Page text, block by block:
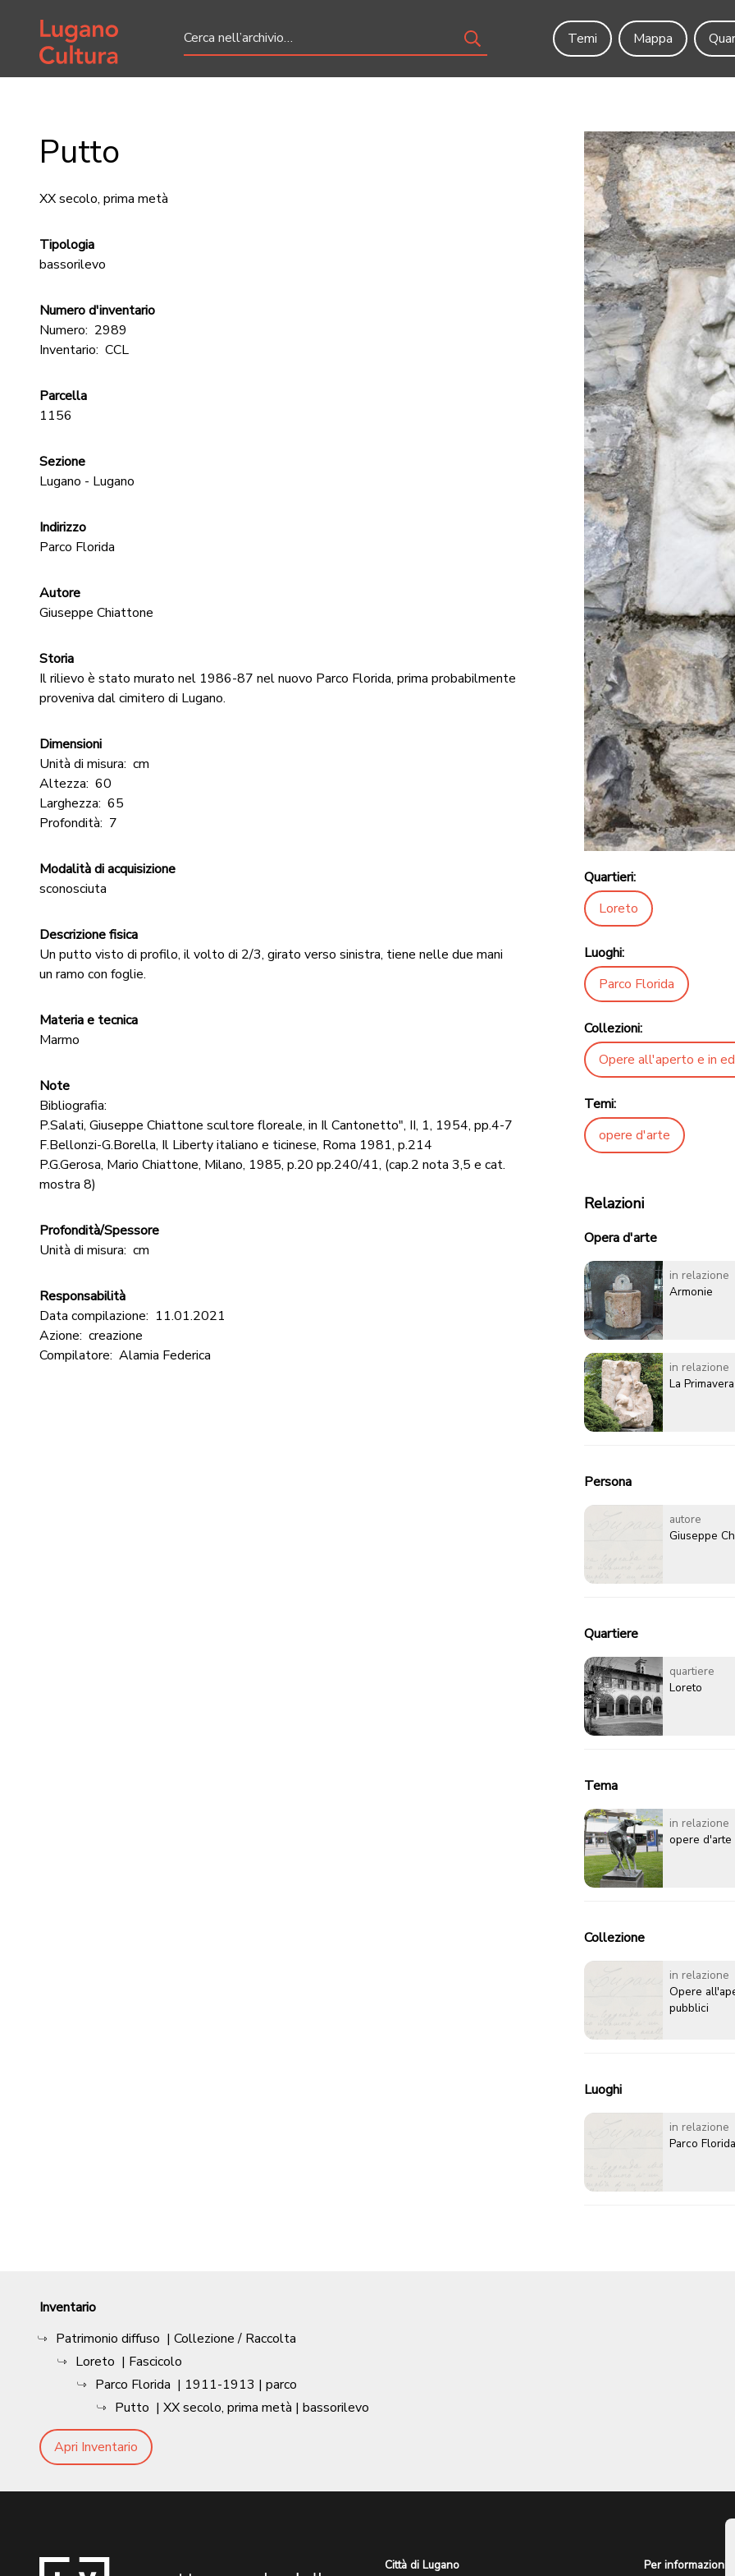
Home page
Temi
Mappa
Putto
XX secolo, prima metà
Tipologia
bassorilevo
Numero d'inventario
Numero: 2989
Inventario: CCL
Parcella
1156
Sezione
Lugano - Lugano
Indirizzo
Parco Florida
Autore
Giuseppe Chiattone
Storia
Il rilievo è stato murato nel 1986-87 nel nuovo Parco Florida, prima probabilmente
proveniva dal cimitero di Lugano.
Dimensioni
Unità di misura: cm
Altezza: 60
Larghezza: 65
Profondità: 7
Modalità di acquisizione
sconosciuta
Descrizione fisica
Un putto visto di profilo, il volto di 2/3, girato verso sinistra, tiene nelle due mani
un ramo con foglie.
Materia e tecnica
Marmo
Note
Bibliografia:
P.Salati, Giuseppe Chiattone scultore floreale, in Il Cantonetto", II, 1, 1954, pp.4-7
F.Bellonzi-G.Borella, Il Liberty italiano e ticinese, Roma 1981, p.214
P.G.Gerosa, Mario Chiattone, Milano, 1985, p.20 pp.240/41, (cap.2 nota 3,5 e cat.
mostra 8)
Profondità/Spessore
Unità di misura: cm
Responsabilità
Data compilazione: 11.01.2021
Azione: creazione
Compilatore: Alamia Federica
Quartieri:
Loreto
Luoghi:
Parco Florida
Collezioni:
Opere all'aperto e in
Temi:
opere d'arte
Relazioni
Opera d'arte
in relazione
Armonie
in relazione
La Primavera
Persona
autore
Giuseppe
Quartiere
quartiere
Loreto
Tema
in relazione
opere d'arte
Collezione
in relazione
Opere
pubblici
Luoghi
in relazione
Parco Florida
Inventario
Patrimonio diffuso | Collezione / Raccolta
Loreto | Fascicolo
Parco Florida | 1911-1913 | parco
Putto | XX secolo, prima metà | bassorilevo
Apri Inventario
Città di Lugano
Per informazioni: